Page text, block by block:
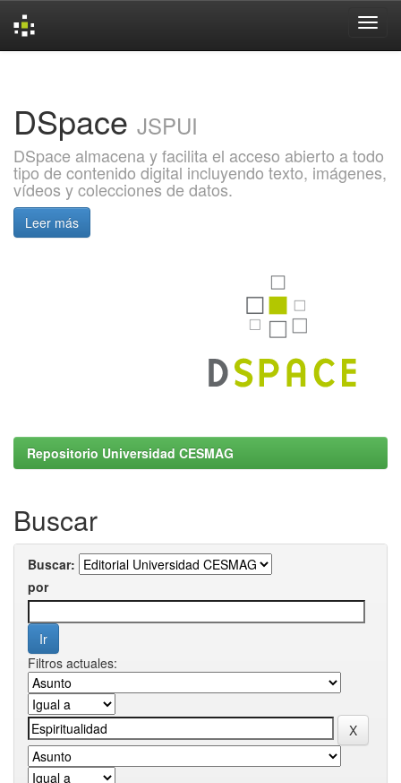
DSpace JSPUI
DSpace almacena y facilita el acceso abierto a todo
tipo de contenido digital incluyendo texto, imágenes,
vídeos y colecciones de datos.
Leer más
Repositorio Universidad CESMAG
Buscar
Buscar:
por
Filtros actuales: